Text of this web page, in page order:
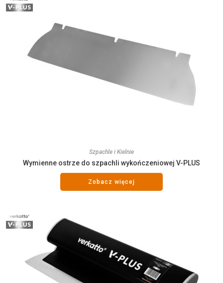
Szpachle i Kielnie
Wymienne ostrze do szpachli wykończeniowej V-PLUS
Zobacz więcej